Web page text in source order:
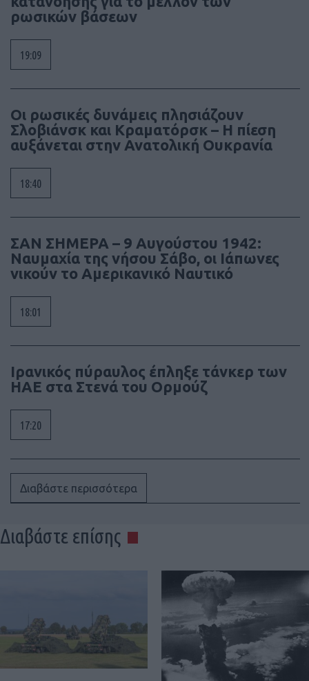
ρωσικών βάσεων
19:09
Οι ρωσικές δυνάμεις πλησιάζουν
Σλοβιάνσκ και Κραματόρσκ – Η πίεση
αυξάνεται στην Ανατολική Ουκρανία
18:40
ΣΑΝ ΣΗΜΕΡΑ – 9 Αυγούστου 1942:
Ναυμαχία της νήσου Σάβο, οι Ιάπωνες
νικούν το Αμερικανικό Ναυτικό
18:01
Ιρανικός πύραυλος έπληξε τάνκερ των
ΗΑΕ στα Στενά του Ορμούζ
17:20
Διαβάστε περισσότερα
Διαβάστε επίσης